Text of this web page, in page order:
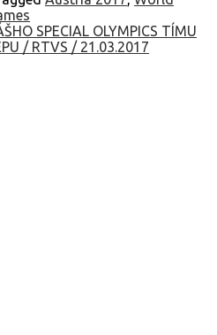
SPECIAL OLYMPICS TÍMU
/ RTVS / 21.03.2017